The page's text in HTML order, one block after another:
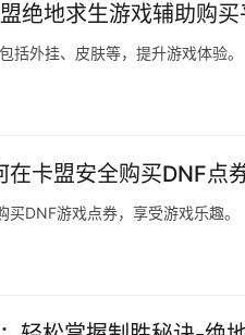
绝地求生游戏辅助购买
括外挂、皮肤等，提升游戏体验。
卡盟安全购买DNF点
DNF游戏点券，享受游戏乐趣。